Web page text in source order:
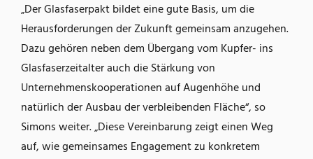
„Der Glasfaserpakt bildet eine gute Basis, um die
Herausforderungen der Zukunft gemeinsam anzugehen.
Dazu gehören neben dem Übergang vom Kupfer- ins
Glasfaserzeitalter auch die Stärkung von
Unternehmenskooperationen auf Augenhöhe und
natürlich der Ausbau der verbleibenden Fläche“, so
Simons weiter. „Diese Vereinbarung zeigt einen Weg
auf, wie gemeinsames Engagement zu konkretem